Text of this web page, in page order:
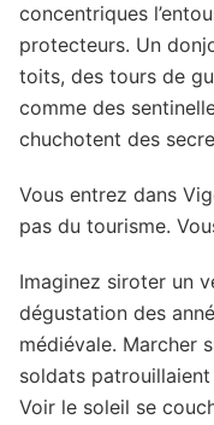
concentriques
protecteurs. Un
toits, des tours de
comme des
chuchotent des
Vous entrez dans
pas du tourisme.
Imaginez siroter un
dégustation des
médiévale. Marcher
soldats
Voir le soleil se